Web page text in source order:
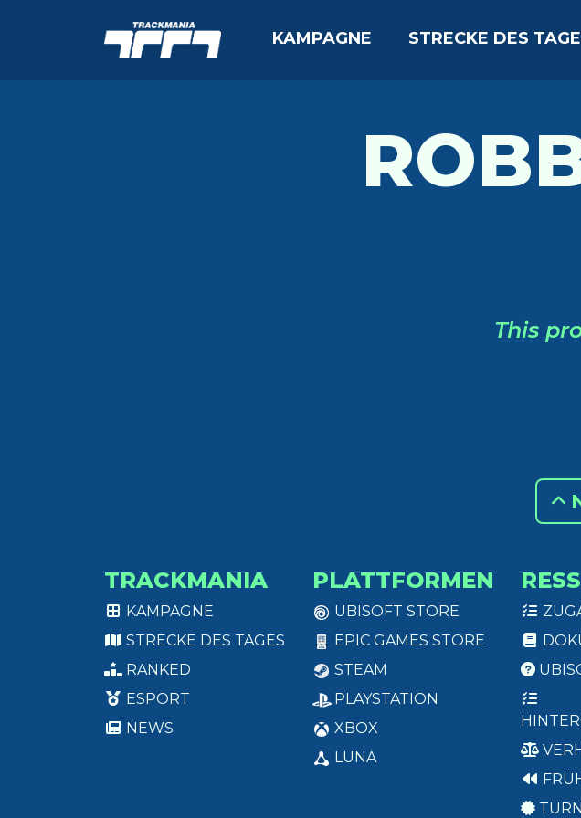
KAMPAGNE STRECKE DES
This
TRACKMANIA
KAMPAGNE
STRECKE DES TAGES
RANKED
ESPORT
NEWS
PLATTFORMEN
UBISOFT STORE
EPIC GAMES STORE
STEAM
PLAYSTATION
XBOX
LUNA